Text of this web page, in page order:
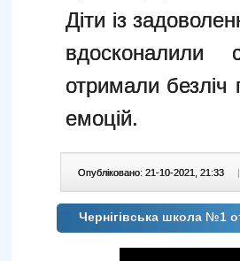
Діти із
вдосконалили
отримали безліч
емоцій.
Опубліковано: 21-10-2021, 21:33 |
Чернігівська школа №1